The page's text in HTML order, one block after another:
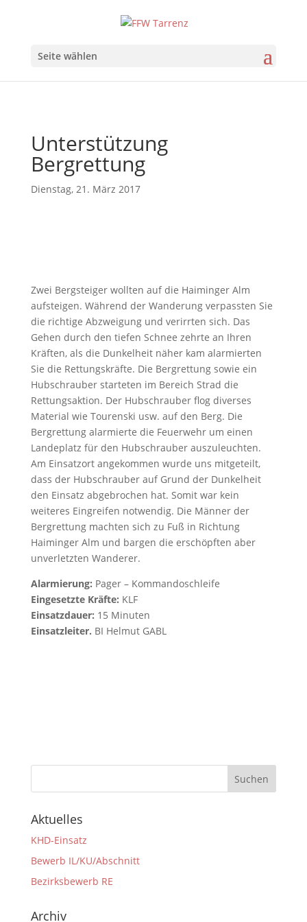
Seite wählen
Unterstützung
Bergrettung
Dienstag, 21. März 2017
Zwei Bergsteiger wollten auf die Haiminger Alm
aufsteigen. Während der Wanderung verpassten Sie
die richtige Abzweigung und verirrten sich. Das
Gehen durch den tiefen Schnee zehrte an Ihren
Kräften, als die Dunkelheit näher kam alarmierten
Sie die Rettungskräfte. Die Bergrettung sowie ein
Hubschrauber starteten im Bereich Strad die
Rettungsaktion. Der Hubschrauber flog diverses
Material wie Tourenski usw. auf den Berg. Die
Bergrettung alarmierte die Feuerwehr um einen
Landeplatz für den Hubschrauber auszuleuchten.
Am Einsatzort angekommen wurde uns mitgeteilt,
dass der Hubschrauber auf Grund der Dunkelheit
den Einsatz abgebrochen hat. Somit war kein
weiteres Eingreifen notwendig. Die Männer der
Bergrettung machten sich zu Fuß in Richtung
Haiminger Alm und bargen die erschöpften aber
unverletzten Wanderer.
Alarmierung: Pager – Kommandoschleife
Eingesetzte Kräfte: KLF
Einsatzdauer: 15 Minuten
Einsatzleiter. BI Helmut GABL
Aktuelles
KHD-Einsatz
Bewerb IL/KU/Abschnitt
Bezirksbewerb RE
Archiv